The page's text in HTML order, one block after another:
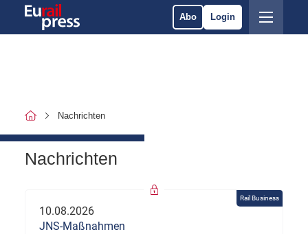
Abo Login
Nachrichten
Nachrichten
Rail Business
10.08.2026
JNS-Maßnahmen